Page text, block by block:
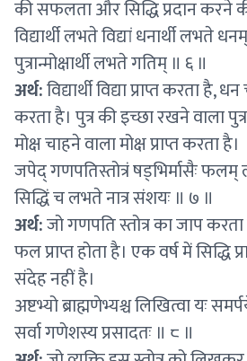
की सफलता और सिद्धि प्रदान करने
विद्यार्थी लभते विद्यां धनार्थी लभते
पुत्रान्मोक्षार्थी लभते गतिम् ॥ ६ ॥
अर्थ:विद्यार्थी विद्या प्राप्त करता है,
करता है। पुत्र की इच्छा रखने वाला
मोक्ष चाहने वाला मोक्ष प्राप्त करता है।
जपेद् गणपतिस्तोत्रं षड्भिर्मासैः
सिद्धिं च लभते नात्र संशयः ॥ ७ ॥
अर्थ:जो गणपति स्तोत्र का जाप
फल प्राप्त होता है। एक वर्ष में सिद्धि
संदेह नहीं है।
अष्टभ्यो ब्राह्मणेभ्यश्च लिखित्वा यः
सर्वा गणेशस्य प्रसादतः ॥ ८ ॥